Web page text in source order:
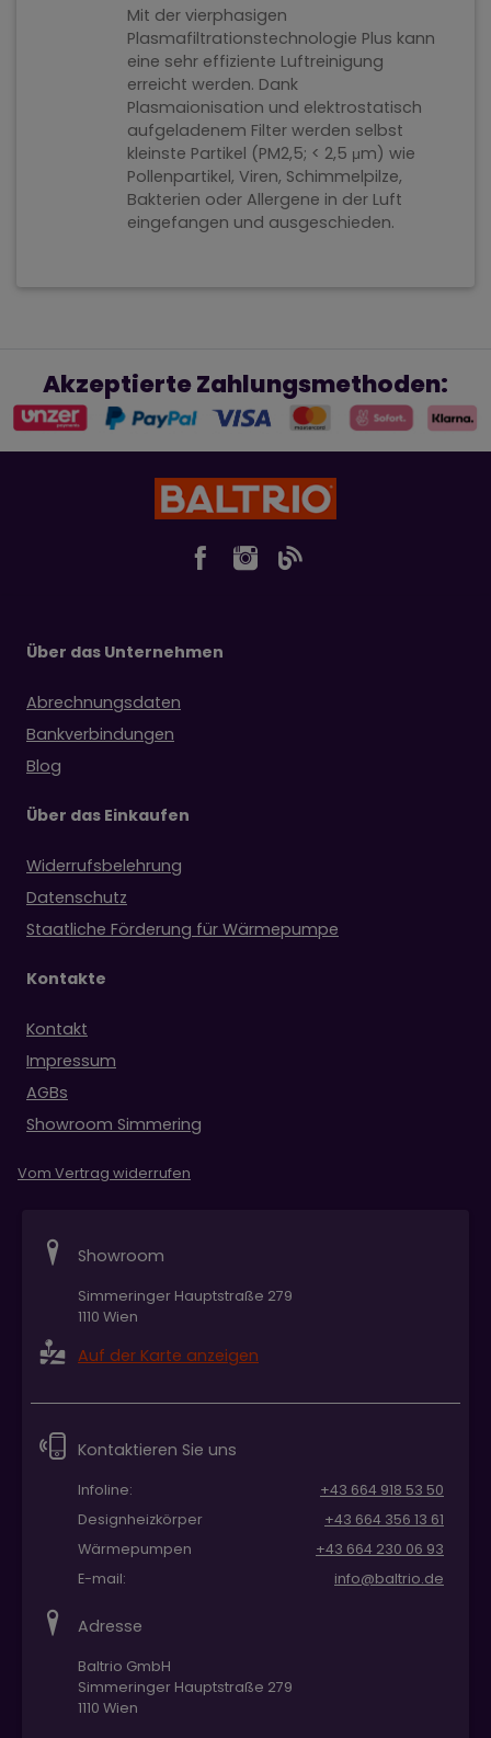
Mit der vierphasigen
Plasmafiltrationstechnologie Plus kann
eine sehr effiziente Luftreinigung
erreicht werden. Dank
Plasmaionisation und elektrostatisch
aufgeladenem Filter werden selbst
kleinste Partikel (PM2,5; < 2,5 μm) wie
Pollenpartikel, Viren, Schimmelpilze,
Bakterien oder Allergene in der Luft
eingefangen und ausgeschieden.
Akzeptierte Zahlungsmethoden:
Über das Unternehmen
Abrechnungsdaten
Bankverbindungen
Blog
Über das Einkaufen
Widerrufsbelehrung
Datenschutz
Staatliche Förderung für Wärmepumpe
Kontakte
Kontakt
Impressum
AGBs
Showroom Simmering
Vom Vertrag widerrufen
Showroom
Simmeringer Hauptstraße 279
1110 Wien
Auf der Karte anzeigen
Kontaktieren Sie uns
Infoline:
+43 664 918 53 50
Designheizkörper
+43 664 356 13 61
Wärmepumpen
+43 664 230 06 93
E-mail:
info@baltrio.de
Adresse
Baltrio GmbH
Simmeringer Hauptstraße 279
1110 Wien